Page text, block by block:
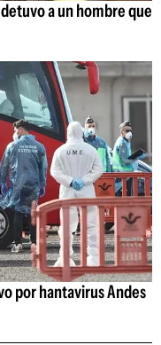
a un hombre que
por hantavirus Andes